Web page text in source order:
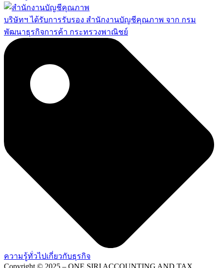
บริษัทฯ ได้รับการรับรอง สำนักงานบัญชีคุณภาพ จาก กรม
พัฒนาธุรกิจการค้า กระทรวงพาณิชย์
ความรู้ทั่วไปเกี่ยวกับธุรกิจ
Copyright © 2025 – ONE SIRI ACCOUNTING AND TAX